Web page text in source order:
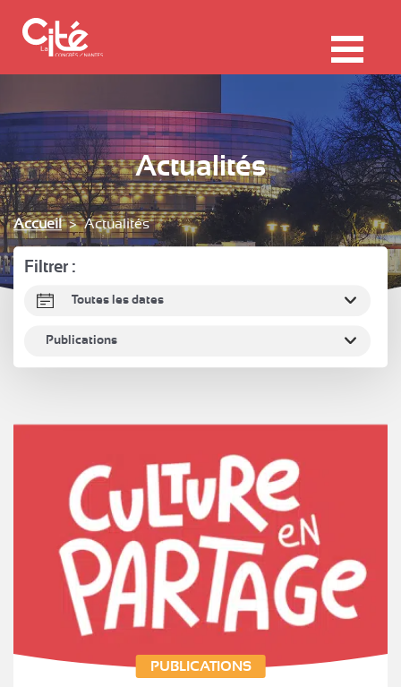
Actualités
Accueil Actualités
Filtrer :
PUBLICATIONS